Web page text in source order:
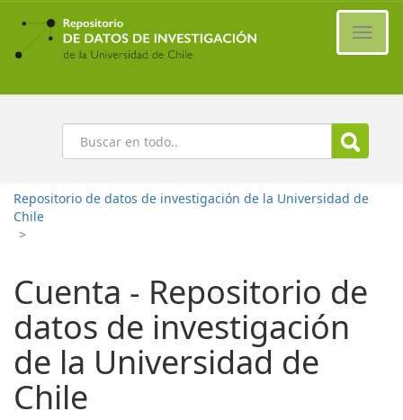
Ir
contenido
principal
Buscar
Repositorio de datos de investigación de la Universidad de
Chile
>
Cuenta - Repositorio de
datos de investigación
de la Universidad de
Chile